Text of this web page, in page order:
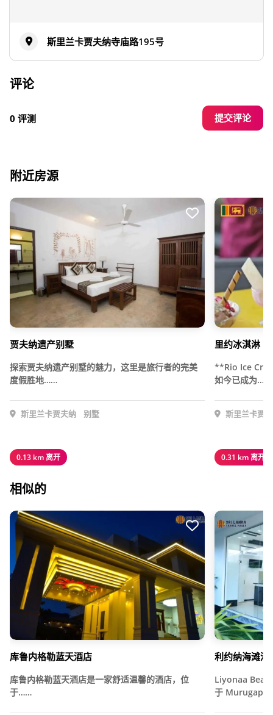
斯里兰卡贾夫纳寺庙路195号
评论
0 评测 提交评论
附近房源
贾夫纳遗产别墅
探索贾夫纳遗产别墅的魅力，这里是旅行者的完美
度假胜地……
斯里兰卡贾夫纳 别墅
0.13 km 离开
里约冰淇淋
**Rio Ice
如今已成为……
斯里兰卡贾
0.31 km 离开
相似的
库鲁内格勒蓝天酒店
库鲁内格勒蓝天酒店是一家舒适温馨的酒店，位
于……
利约纳海滩酒
Liyonaa
于